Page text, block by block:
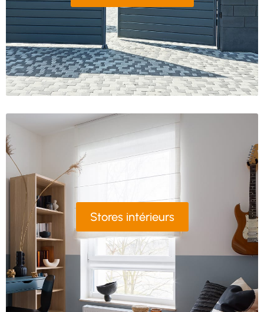
Stores intérieurs